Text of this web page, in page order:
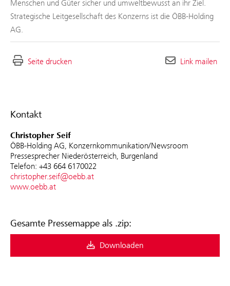
Kontakt
Christopher Seif
ÖBB-Holding AG, Konzernkommunikation/Newsroom
Pressesprecher Niederösterreich, Burgenland
Telefon: +43 664 6170022
christopher.seif@oebb.at
www.oebb.at
Gesamte Pressemappe als .zip:
Downloaden
Menschen und Güter sicher und umweltbewusst an ihr Ziel.
Strategische Leitgesellschaft des Konzerns ist die ÖBB-Holding
AG.
Seite drucken Link mailen